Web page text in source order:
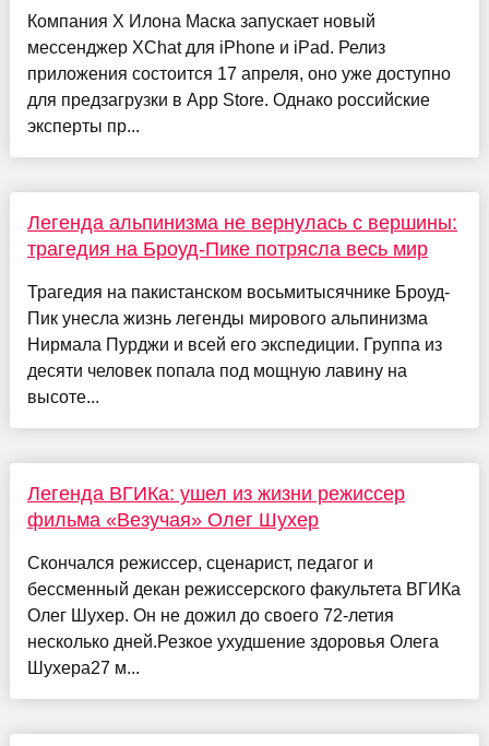
Компания X Илона Маска запускает новый
мессенджер XChat для iPhone и iPad. Релиз
приложения состоится 17 апреля, оно уже доступно
для предзагрузки в App Store. Однако российские
эксперты пр...
Легенда альпинизма не вернулась с вершины:
трагедия на Броуд-Пике потрясла весь мир
Трагедия на пакистанском восьмитысячнике Броуд-
Пик унесла жизнь легенды мирового альпинизма
Нирмала Пурджи и всей его экспедиции. Группа из
десяти человек попала под мощную лавину на
высоте...
Легенда ВГИКа: ушел из жизни режиссер
фильма «Везучая» Олег Шухер
Скончался режиссер, сценарист, педагог и
бессменный декан режиссерского факультета ВГИКа
Олег Шухер. Он не дожил до своего 72-летия
несколько дней.Резкое ухудшение здоровья Олега
Шухера27 м...